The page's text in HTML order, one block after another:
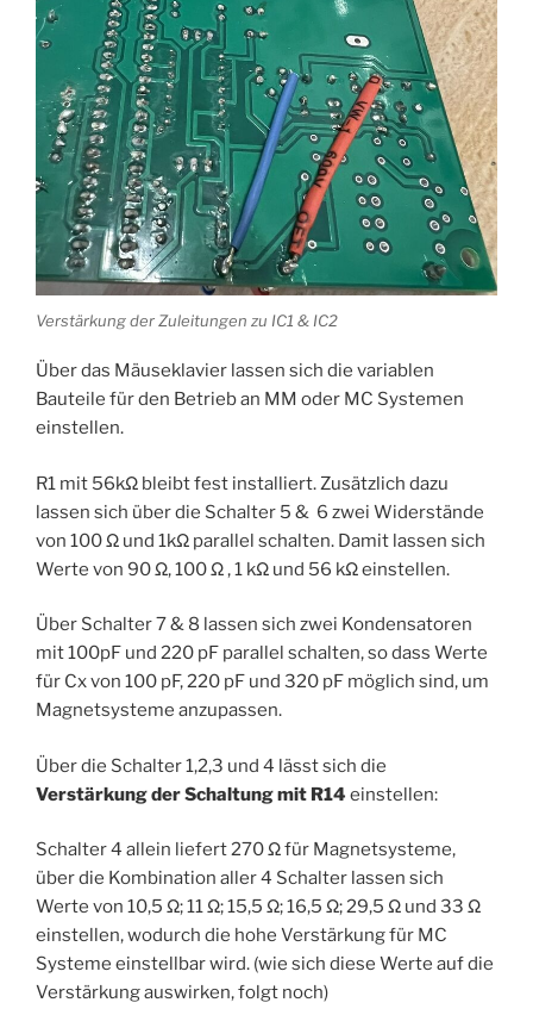
Verstärkung der Zuleitungen zu IC1 & IC2
Über das Mäuseklavier lassen sich die variablen
Bauteile für den Betrieb an MM oder MC Systemen
einstellen.
R1 mit 56kΩ bleibt fest installiert. Zusätzlich dazu
lassen sich über die Schalter 5 & 6 zwei Widerstände
von 100 Ω und 1kΩ parallel schalten. Damit lassen sich
Werte von 90 Ω, 100 Ω , 1 kΩ und 56 kΩ einstellen.
Über Schalter 7 & 8 lassen sich zwei Kondensatoren
mit 100pF und 220 pF parallel schalten, so dass Werte
für Cx von 100 pF, 220 pF und 320 pF möglich sind, um
Magnetsysteme anzupassen.
Über die Schalter 1,2,3 und 4 lässt sich die
Verstärkung der Schaltung mit R14 einstellen:
Schalter 4 allein liefert 270 Ω für Magnetsysteme,
über die Kombination aller 4 Schalter lassen sich
Werte von 10,5 Ω; 11 Ω; 15,5 Ω; 16,5 Ω; 29,5 Ω und 33 Ω
einstellen, wodurch die hohe Verstärkung für MC
Systeme einstellbar wird. (wie sich diese Werte auf die
Verstärkung auswirken, folgt noch)